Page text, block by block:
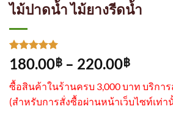
ไม้ปาดน้ำ ไม้ยางรีดน้ำ
ให้คะแนน
5จาก 5
คะแนนเต็ม
บน
1
การให้
คะแนน
ของลูกค้า
180.00฿ – 220.00฿Price
range:
ซื้อสินค้าในร้านครบ 3,000 บาท บริกา
(สำหรับการสั่งซื้อผ่านหน้าเว็บไซท์เท่า